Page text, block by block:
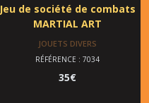
Jeu de société de combats
MARTIAL ART
JOUETS DIVERS
RÉFÉRENCE : 7034
35€